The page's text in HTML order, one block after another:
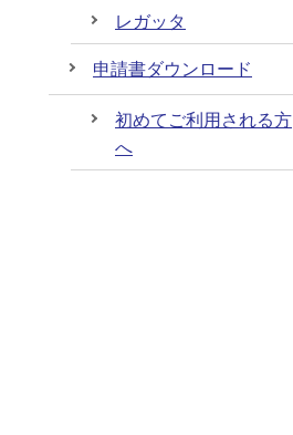
レガッタ
申請書ダウンロード
初めてご利用される方
へ